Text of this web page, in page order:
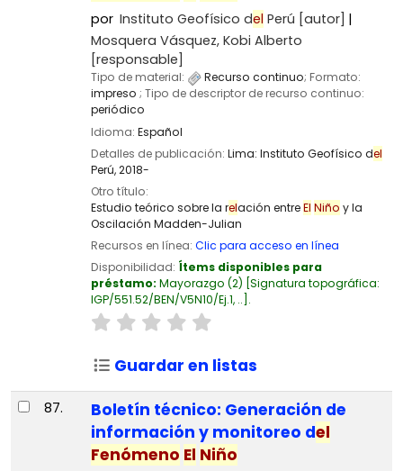
por Instituto Geofísico del Perú [autor]
Mosquera Vásquez, Kobi Alberto
[responsable]
Tipo de material: Recurso continuo; Formato:
impreso ; Tipo de descriptor de recurso continuo:
periódico
Idioma: Español
Detalles de publicación: Lima: Instituto Geofísico del
Perú,2018-
Otro título:
Estudio teórico sobre la relación entreEl Niño y la
Oscilación Madden-Julian
Recursos en línea: Clic para acceso en línea
Disponibilidad: Ítems disponibles para
préstamo: Mayorazgo (2) Signatura topográfica:
IGP/551.52/BEN/V5N10/Ej.1, .. .
Guardar en listas
87.
Boletín técnico: Generación de
información y monitoreo del
Fenómeno El Niño